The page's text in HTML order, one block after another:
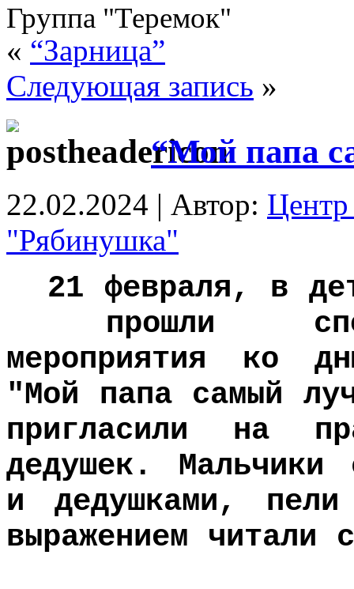
Группа "Теремок"
« “Зарница”
Следующая запись »
“Мой папа
22.02.2024 | Автор: Центр
"Рябинушка"
21 февраля, в
прошли
мероприятия ко
"Мой папа самый
пригласили на
дедушек. Мальчики
и дедушками,
выражением